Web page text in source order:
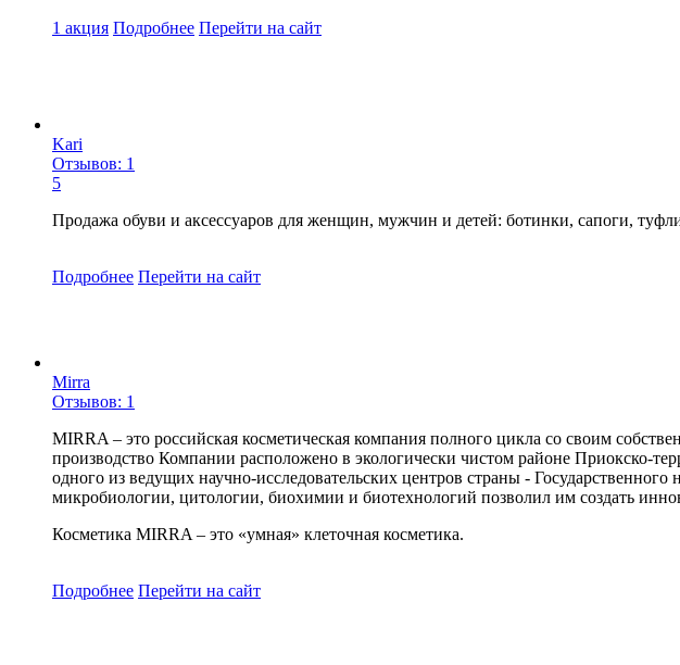
1 акция Подробнее Перейти на сайт
Kari
Отзывов: 1
5
Продажа обуви и аксессуаров для женщин, мужчин и детей: ботинки, сапоги,
Подробнее Перейти на сайт
Mirra
Отзывов: 1
MIRRA – это российская косметическая компания полного цикла со своим
производство Компании расположено в экологически чистом районе Приокско-
одного из ведущих научно-исследовательских центров страны -
микробиологии, цитологии, биохимии и биотехнологий позволил им создать
Косметика MIRRA – это «умная» клеточная косметика.
Подробнее Перейти на сайт